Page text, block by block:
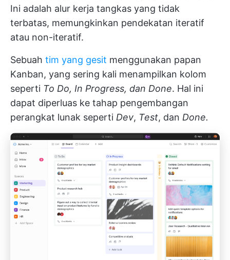
Ini adalah alur kerja tangkas yang tidak
terbatas, memungkinkan pendekatan iteratif
atau non-iteratif.
Sebuah tim yang gesit menggunakan papan
Kanban, yang sering kali menampilkan kolom
seperti To Do, In Progress, dan Done. Hal ini
dapat diperluas ke tahap pengembangan
perangkat lunak seperti Dev, Test, dan Done.